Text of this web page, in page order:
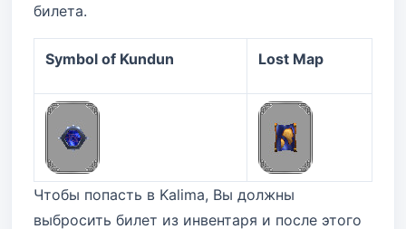
билета.
Symbol of Kundun Lost Map
Чтобы попасть в Kalima, Вы должны
выбросить билет из инвентаря и после этого